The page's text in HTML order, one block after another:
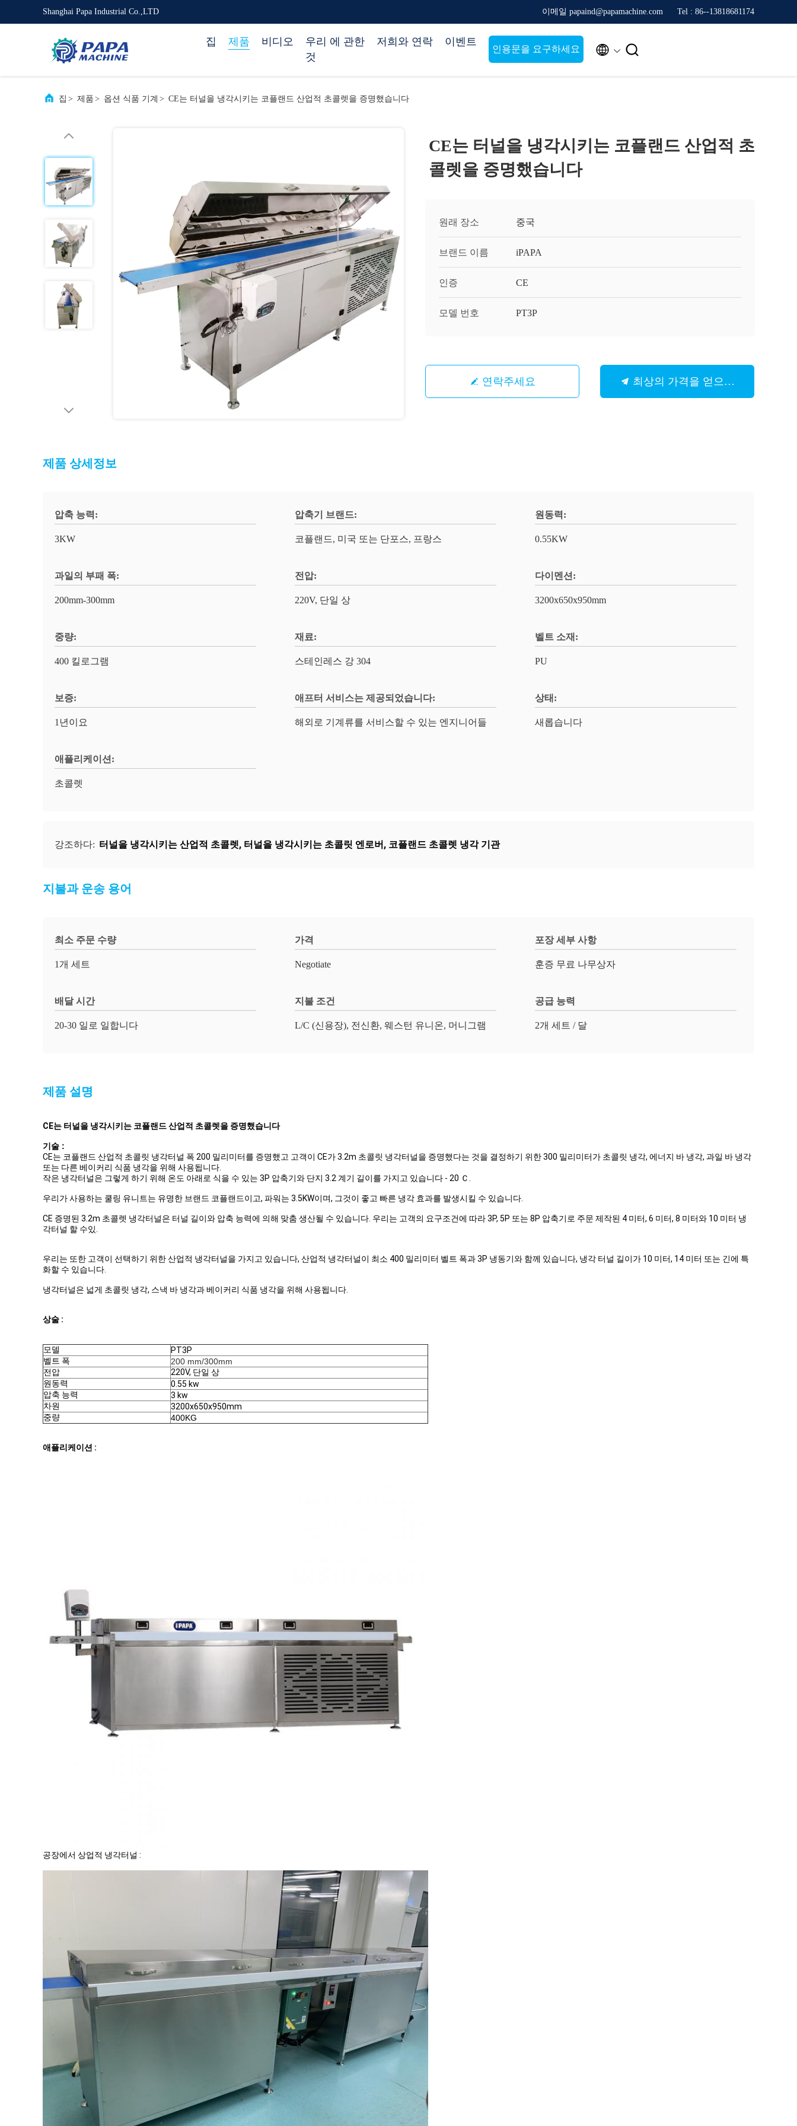
Shanghai Papa Industrial Co.,LTD 이메일 papaind@papamachine.com Tel : 86--13818681174
집 제품 비디오
우리 에 관한
것
저희와 연락 이벤트
인용문을 요구하세요  
집 > 제품 > 옵션 식품 기계 > CE는 터널을 냉각시키는 코플랜드 산업적 초콜렛을 증명했습니다
CE는 터널을 냉각시키는 코플랜드 산업적 초
콜렛을 증명했습니다
원래 장소 중국
브랜드 이름 iPAPA
인증 CE
모델 번호 PT3P
연락주세요 최상의 가격을 얻으세요
제품 상세정보
압축 능력:
3KW
압축기 브랜드:
코플랜드, 미국 또는 단포스, 프랑스
원동력:
0.55KW
과일의 부패 폭:
200mm-300mm
전압:
220V, 단일 상
다이멘션:
3200x650x950mm
중량:
400 킬로그램
재료:
스테인레스 강 304
벨트 소재:
PU
보증:
1년이요
애프터 서비스는 제공되었습니다:
해외로 기계류를 서비스할 수 있는 엔지니어들
상태:
새롭습니다
애플리케이션:
초콜렛
강조하다: 터널을 냉각시키는 산업적 초콜렛, 터널을 냉각시키는 초콜릿 엔로버, 코플랜드 초콜렛 냉각 기관
지불과 운송 용어
최소 주문 수량
1개 세트
가격
Negotiate
포장 세부 사항
훈증 무료 나무상자
배달 시간
20-30 일로 일합니다
지불 조건
L/C (신용장), 전신환, 웨스턴 유니온, 머니그램
공급 능력
2개 세트 / 달
제품 설명
CE는 터널을 냉각시키는 코플랜드 산업적 초콜렛을 증명했습니다
기술 :
CE는 코플랜드 산업적 초콜릿 냉각터널 폭 200 밀리미터를 증명했고 고객이 CE가 3.2m 초콜릿 냉각터널을 증명했다는 것을 결정하기 위한 300 밀리미터가 초콜릿 냉각, 에너지 바 냉각, 과일 바 냉각
또는 다른 베이커리 식품 냉각을 위해 사용됩니다.
작은 냉각터널은 그렇게 하기 위해 온도 아래로 식을 수 있는 3P 압축기와 단지 3.2 계기 길이를 가지고 있습니다 - 20 Ｃ.
우리가 사용하는 쿨링 유니트는 유명한 브랜드 코플랜드이고, 파워는 3.5KW이며, 그것이 좋고 빠른 냉각 효과를 발생시킬 수 있습니다.
CE 증명된 3.2m 초콜렛 냉각터널은 터널 길이와 압축 능력에 의해 맞춤 생산될 수 있습니다. 우리는 고객의 요구조건에 따라 3P, 5P 또는 8P 압축기로 주문 제작된 4 미터, 6 미터, 8 미터와 10 미터 냉
각터널 할 수있.
우리는 또한 고객이 선택하기 위한 산업적 냉각터널을 가지고 있습니다, 산업적 냉각터널이 최소 400 밀리미터 벨트 폭과 3P 냉동기와 함께 있습니다, 냉각 터널 길이가 10 미터, 14 미터 또는 긴에 특
화할 수 있습니다.
냉각터널은 넓게 초콜릿 냉각, 스낵 바 냉각과 베이커리 식품 냉각을 위해 사용됩니다.
상술 :
모델
PT3P
벨트 폭
200 mm/300mm
전압
220V, 단일 상
원동력
0.55 kw
압축 능력
3 kw
차원
3200x650x950mm
중량
400KG
애플리케이션 :
공장에서 상업적 냉각터널 :